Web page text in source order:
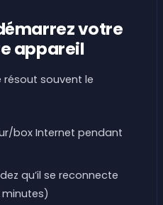
votre
appareil
résout souvent le
box Internet pendant
qu’il se reconnecte